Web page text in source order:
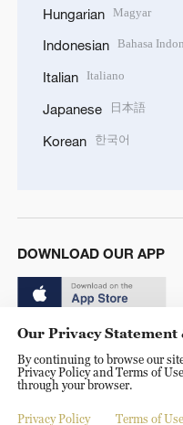
Hungarian Magyar
Indonesian Bahasa
Italian Italiano
Japanese 日本語
Korean 한국어
DOWNLOAD OUR APP
© China Radio
Shijingshan Road, Beijing,
Our Privacy Statement
By continuing to browse our
Privacy Policy and Terms of
through your browser.
Privacy Policy Terms of Use